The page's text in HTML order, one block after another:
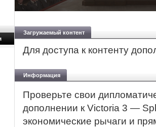
Загружаемый контент
Для доступа к контенту
Информация
Проверьте свои
дополнении к Victoria 3 —
экономические рычаги и